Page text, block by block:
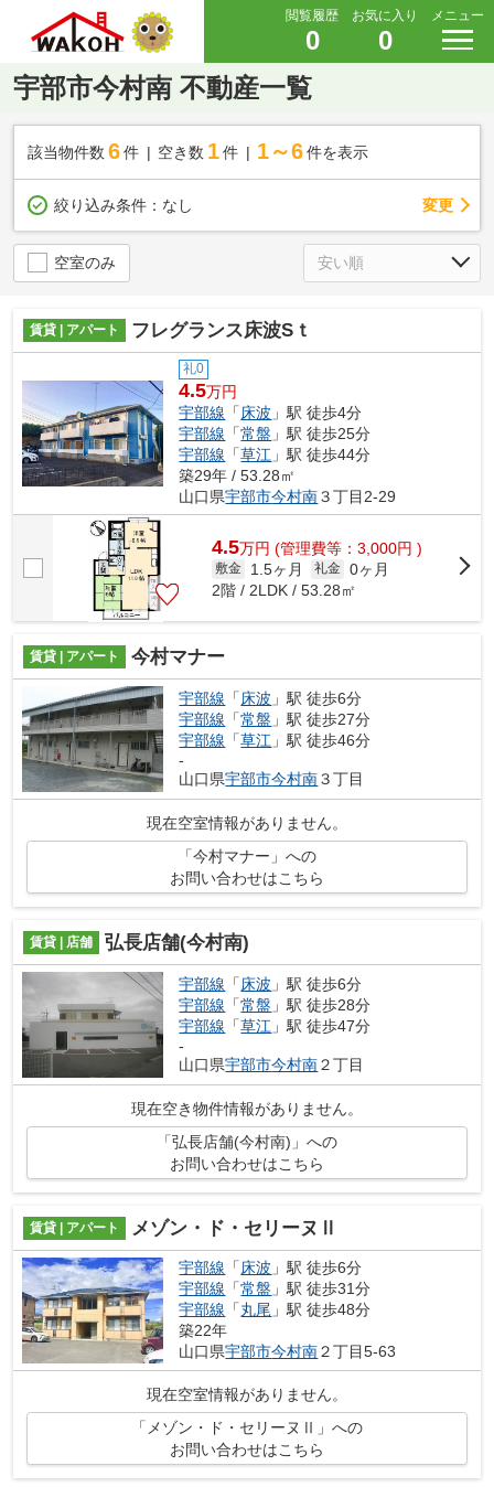
閲覧履歴
0
お気に入り
0
メニュー
宇部市今村南 不動産一覧
該当物件数 6件 空き数 1 件 1～6 件を表示
絞り込み条件： なし 変更
空室のみ
賃貸 | アパート フレグランス床波Sｔ
礼0
4.5万円
宇部線 「床波 」駅 徒歩4分
宇部線 「常盤 」駅 徒歩25分
宇部線 「草江 」駅 徒歩44分
築29年 / 53.28㎡
山口県宇部市今村南３丁目2-29
4.5万円 (管理費等：3,000円 )
敷金 1.5ヶ月 礼金 0ヶ月
2階 / 2LDK / 53.28㎡
賃貸 | アパート 今村マナー
宇部線 「床波 」駅 徒歩6分
宇部線 「常盤 」駅 徒歩27分
宇部線 「草江 」駅 徒歩46分
-
山口県宇部市今村南３丁目
現在空室情報がありません。
「今村マナー」への
お問い合わせはこちら
賃貸 | 店舗 弘長店舗(今村南)
宇部線 「 床波 」駅 徒歩6分
宇部線 「常盤 」駅 徒歩28分
宇部線 「草江 」駅 徒歩47分
-
山口県宇部市今村南２丁目
現在空き物件情報がありません。
「弘長店舗(今村南)」への
お問い合わせはこちら
賃貸 | アパート メゾン・ド・セリーヌⅡ
宇部線 「床波 」駅 徒歩6分
宇部線 「常盤 」駅 徒歩31分
宇部線 「丸尾 」駅 徒歩48分
築22年
山口県宇部市今村南２丁目5-63
現在空室情報がありません。
「メゾン・ド・セリーヌⅡ」への
お問い合わせはこちら